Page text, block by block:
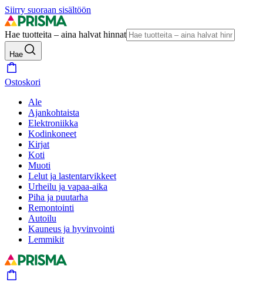
Siirry suoraan sisältöön
Hae tuotteita – aina halvat hinnat
Hae
Ostoskori
Ale
Ajankohtaista
Elektroniikka
Kodinkoneet
Kirjat
Koti
Muoti
Lelut ja lastentarvikkeet
Urheilu ja vapaa-aika
Piha ja puutarha
Remontointi
Autoilu
Kauneus ja hyvinvointi
Lemmikit